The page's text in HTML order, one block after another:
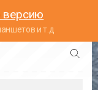
версию
и т.д